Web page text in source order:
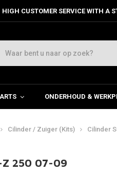
HIGH CUSTOMER SERVICE WITH A
ONDERHOUD &
Cilinder / Zuiger (Kits) Cilinder
Z 250 07-09